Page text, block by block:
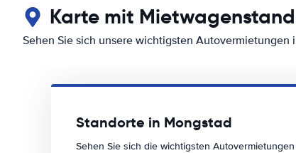
Karte mit
Sehen Sie sich unsere wichtigsten Autovermietungen
Standorte in Mongstad
Sehen Sie sich die wichtigsten Autovermietungen